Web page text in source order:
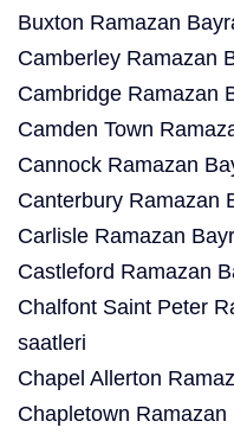
Buxton Ramazan
Camberley Ramazan
Cambridge Ramazan
Camden Town
Cannock Ramazan
Canterbury Ramazan
Carlisle Ramazan
Castleford Ramazan
Chalfont Saint Peter
saatleri
Chapel Allerton
Chapletown Ramazan